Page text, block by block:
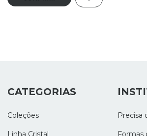
CATEGORIAS
Coleções
Linha Cristal
Precisa
Formas